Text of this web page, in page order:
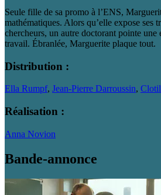
Seule fille de sa promo à l’ENS,
mathématiques. Alors qu’elle expose ses
chercheurs, un autre doctorant pointe
travail. Ébranlée, Marguerite plaque tout.
Distribution :
Ella Rumpf, Jean-Pierre Darroussin,
Réalisation :
Anna Novion
Bande-annonce